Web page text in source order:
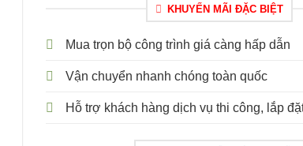
KHUYẾN MÃI ĐẶC BIỆT
Mua trọn bộ công trình giá càng hấp dẫn
Vận chuyển nhanh chóng toàn quốc
Hỗ trợ khách hàng dịch vụ thi công, lắp